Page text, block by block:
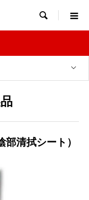

清拭シート）